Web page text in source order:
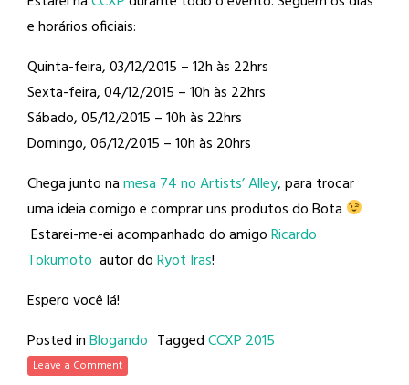
e horários oficiais:
Quinta-feira, 03/12/2015 – 12h às 22hrs
Sexta-feira, 04/12/2015 – 10h às 22hrs
Sábado, 05/12/2015 – 10h às 22hrs
Domingo, 06/12/2015 – 10h às 20hrs
Chega junto namesa 74 no Artists’ Alley, para trocar
uma ideia comigo e comprar uns produtos do Bota
Estarei-me-ei acompanhado do amigoRicardo
Tokumoto autor doRyot Iras!
Espero você lá!
Posted inBlogando TaggedCCXP 2015
Leave a Comment